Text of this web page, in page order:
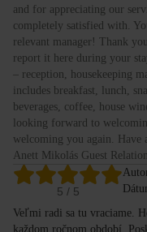
and for appreciating our
completely satisfied with.
relevant manager! Thank
report it here during your
– reception, housekeeping
includes breakfast, lunch,
beverages, coffee, house
looking forward to
welcoming you again. Have
Anett Mikolás Guest
5 / 5
Veľmi radi sa tu vraciame.
každom ročnom období.